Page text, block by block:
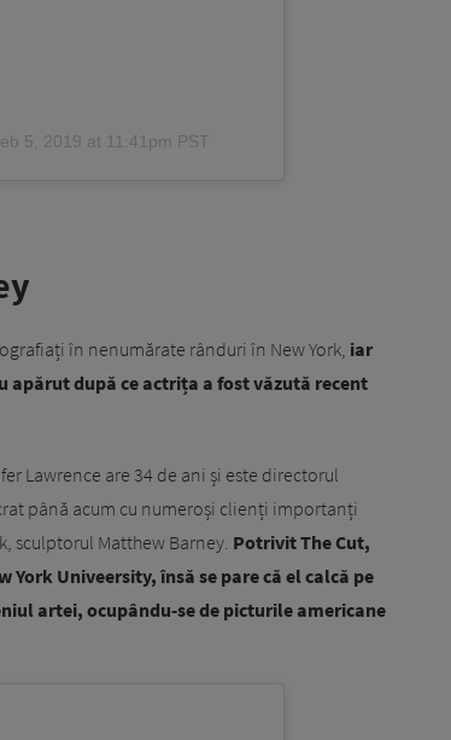
5, 2019 at 11:41pm PST
în nenumărate rânduri în New York, iar
apărut după ce actrița a fost văzută recent
Lawrence are 34 de ani și este directorul
până acum cu numeroși clienți importanți
sculptorul Matthew Barney. Potrivit The Cut,
Univeersity, însă se pare că el calcă pe
artei, ocupându-se de picturile americane